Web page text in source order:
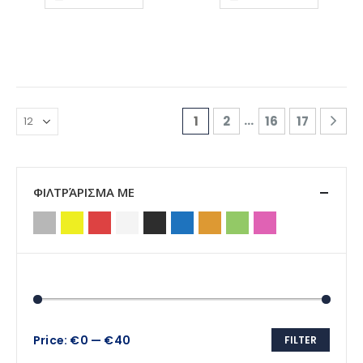
1 2 … 16 17
ΦΙΛΤΡΆΡΙΣΜΑ ΜΕ
FILTER
Price: €0 — €40